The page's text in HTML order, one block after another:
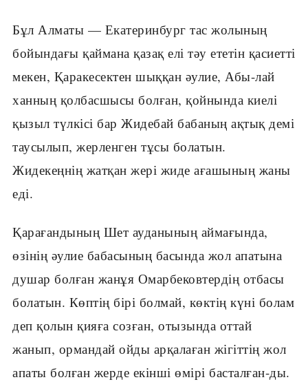
Бұл Алматы — Екатеринбург тас жолының
бойындағы қаймана қазақ елі тәу ететін қасиетті
мекен, Қаракесектен шыққан әулие, Абы-лай
ханның қолбасшысы болған, қойнында киелі
қызыл түлкісі бар Жидебай бабаның ақтық демі
таусылып, жерленген тұсы болатын.
Жидекеңнің жатқан жері жиде ағашының жаны
еді.
Қарағандының Шет ауданының аймағында,
өзінің әулие бабасының басында жол апатына
душар болған жанұя Омарбековтердің отбасы
болатын. Көптің бірі болмай, көктің күні болам
деп қолын қияға созған, отызында оттай
жанып, ормандай ойды арқалаған жігіттің жол
апаты болған жерде екінші өмірі басталған-ды.